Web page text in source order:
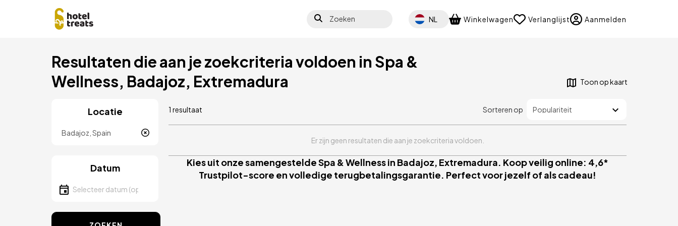
Zoeken Select your language
NL Winkelwagen Verlanglijst Aanmelden
Resultaten die aan je zoekcriteria voldoen in Spa &
Wellness, Badajoz, Extremadura
Toon op kaart
Locatie
Datum
Selecteer een datum
Sorteren op
1 resultaat
Er zijn geen resultaten die aan je zoekcriteria voldoen.
Kies uit onze samengestelde Spa & Wellness in Badajoz, Extremadura. Koop veilig online: 4,6*
Trustpilot-score en volledige terugbetalingsgarantie. Perfect voor jezelf of als cadeau!